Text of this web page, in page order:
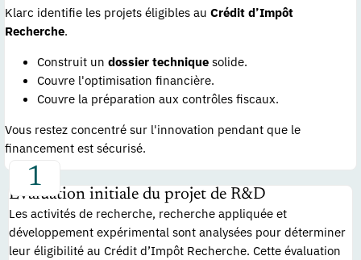
Klarc identifie les projets éligibles au Crédit d’Impôt
Recherche.
Construit un dossier technique solide.
Couvre l'optimisation financière.
Couvre la préparation aux contrôles fiscaux.
Vous restez concentré sur l'innovation pendant que le
financement est sécurisé.
Évaluation initiale du projet de R&D
Les activités de recherche, recherche appliquée et
développement expérimental sont analysées pour déterminer
leur éligibilité au Crédit d’Impôt Recherche. Cette évaluation